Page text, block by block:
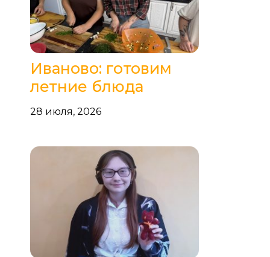
Иваново: готовим
летние блюда
28 июля, 2026